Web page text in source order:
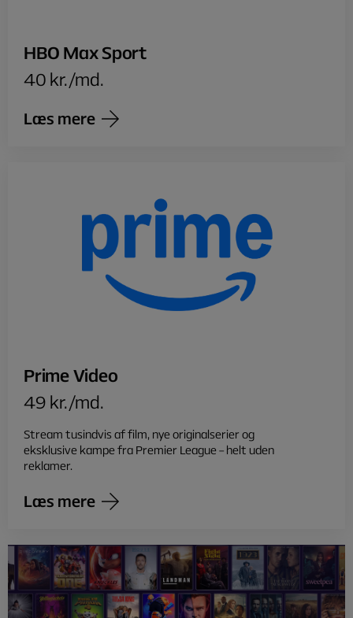
HBO Max Sport
40 kr./md.
Læs mere
Prime Video
49 kr./md.
Stream tusindvis af film, nye originalserier og
eksklusive kampe fra Premier League – helt uden
reklamer.
Læs mere